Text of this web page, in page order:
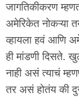
जागतिकीकरण म्हणत
अमेरिकेत नोकऱ्या
व्हायला हवं आणि
ही मांडणी दिसते.
नाही असं त्याचं
तर असं होतंय की